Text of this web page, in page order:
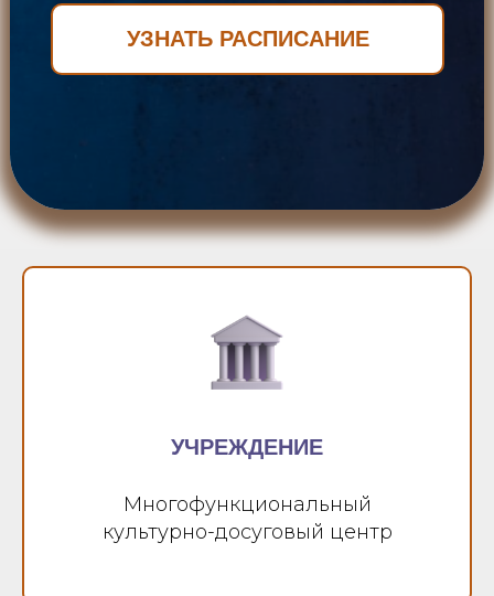
УЗНАТЬ РАСПИСАНИЕ
УЧРЕЖДЕНИЕ
Многофункциональный
культурно-досуговый центр